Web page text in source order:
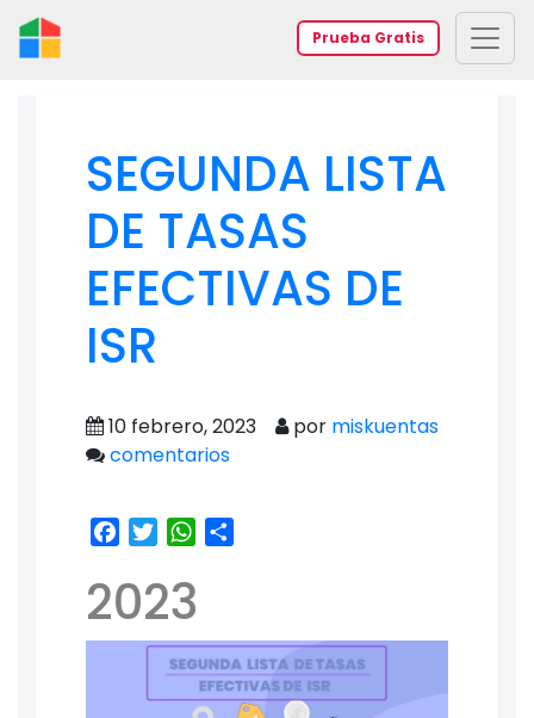
Prueba Gratis
SEGUNDA LISTA
DE TASAS
EFECTIVAS DE
ISR
10 febrero, 2023 por miskuentas
comentarios
Facebook
TwitterWhatsApp
2023